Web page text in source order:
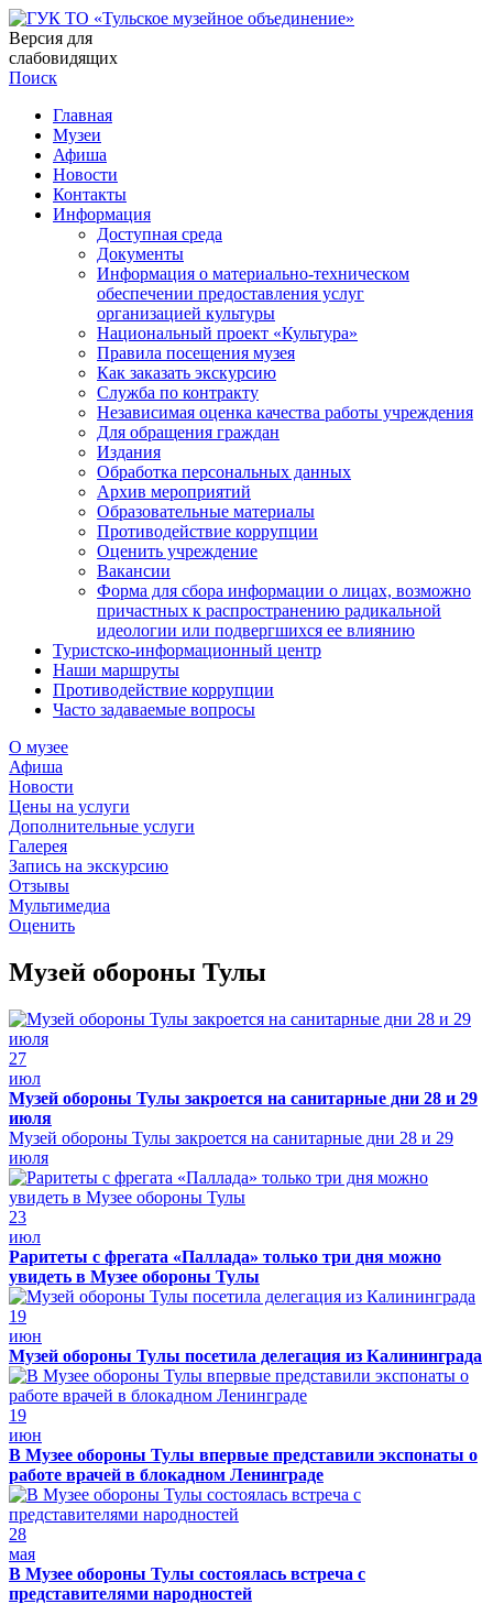
Версия для
слабовидящих
Поиск
Главная
Музеи
Афиша
Новости
Контакты
Информация
Доступная среда
Документы
Информация о материально-техническом
обеспечении предоставления услуг
организацией культуры
Национальный проект «Культура»
Правила посещения музея
Как заказать экскурсию
Служба по контракту
Независимая оценка качества работы учреждения
Для обращения граждан
Издания
Обработка персональных данных
Архив мероприятий
Образовательные материалы
Противодействие коррупции
Оценить учреждение
Вакансии
Форма для сбора информации о лицах, возможно
причастных к распространению радикальной
идеологии или подвергшихся ее влиянию
Туристско-информационный центр
Наши маршруты
Противодействие коррупции
Часто задаваемые вопросы
О музее
Афиша
Новости
Цены на услуги
Дополнительные услуги
Галерея
Запись на экскурсию
Отзывы
Мультимедиа
Оценить
Музей обороны Тулы
27
июл
Музей обороны Тулы закроется на санитарные дни 28 и 29
июля
Музей обороны Тулы закроется на санитарные дни 28 и 29
июля
23
июл
Раритеты с фрегата «Паллада» только три дня можно
увидеть в Музее обороны Тулы
19
июн
Музей обороны Тулы посетила делегация из Калининграда
19
июн
В Музее обороны Тулы впервые представили экспонаты о
работе врачей в блокадном Ленинграде
28
мая
В Музее обороны Тулы состоялась встреча с
представителями народностей